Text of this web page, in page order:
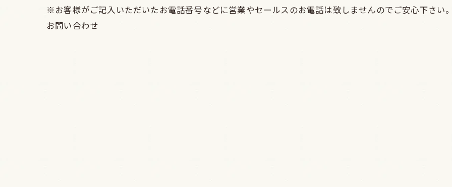
※お客様がご記入いただいたお電話番号などに営業やセールスのお電話は致しませんのでご安心下さい
お問い合わせ